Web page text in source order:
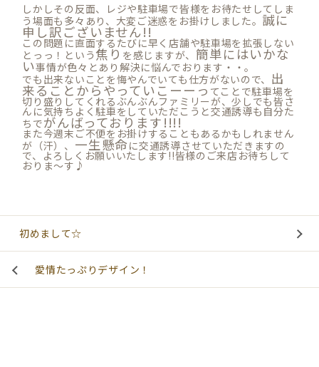
しかしその反面、レジや駐車場で皆様をお待たせしてしま
う場面も多々あり、大変ご迷惑をお掛けしました。 誠に
申し訳ございません!!
この問題に直面するたびに早く店舗や駐車場を拡張しない
とっっ！という焦り を感じますが、 簡単にはいかな
い事情が色々とあり解決に悩んでおります・・。
でも出来ないことを悔やんでいても仕方がないので、 出
来ることからやっていこーーっ てことで駐車場を
切り盛りしてくれるぶんぶんファミリーが、少しでも皆さ
んに気持ちよく 駐車をしていただこうと交通誘導も自分た
ちでがんばっております!!!!
また今週末ご不便をお掛けすることもあるかもしれません
が（汗）、 一生懸命に交通誘導させていただきますの
で、よろしくお願いいたします!!皆様のご来店お待ちして
おりま～す♪
初めまして☆
愛情たっぷりデザイン！